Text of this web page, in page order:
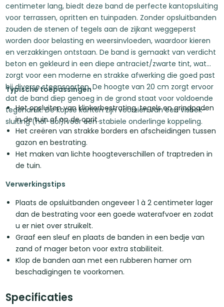
centimeter lang, biedt deze band de perfecte kantopsluiting
voor terrassen, opritten en tuinpaden. Zonder opsluitbanden
zouden de stenen of tegels aan de zijkant weggeperst
worden door belasting en weersinvloeden, waardoor kieren
en verzakkingen ontstaan. De band is gemaakt van verdicht
beton en gekleurd in een diepe antraciet/zwarte tint, wat
zorgt voor een moderne en strakke afwerking die goed past
bij diverse steensoorten. De hoogte van 20 cm zorgt ervoor
dat de band diep genoeg in de grond staat voor voldoende
tegendruk. De kopse kanten zijn voorzien van een visbek-
sluiting (hol-dol) voor een stabiele onderlinge koppeling.
Typische toepassingen
Het opsluiten van klinkerbestrating, tegels en grindpaden
in de tuin of op de oprit.
Het creëren van strakke borders en afscheidingen tussen
gazon en bestrating.
Het maken van lichte hoogteverschillen of traptreden in
de tuin.
Verwerkingstips
Plaats de opsluitbanden ongeveer 1 à 2 centimeter lager
dan de bestrating voor een goede waterafvoer en zodat
u er niet over struikelt.
Graaf een sleuf en plaats de banden in een bedje van
zand of mager beton voor extra stabiliteit.
Klop de banden aan met een rubberen hamer om
beschadigingen te voorkomen.
Specificaties